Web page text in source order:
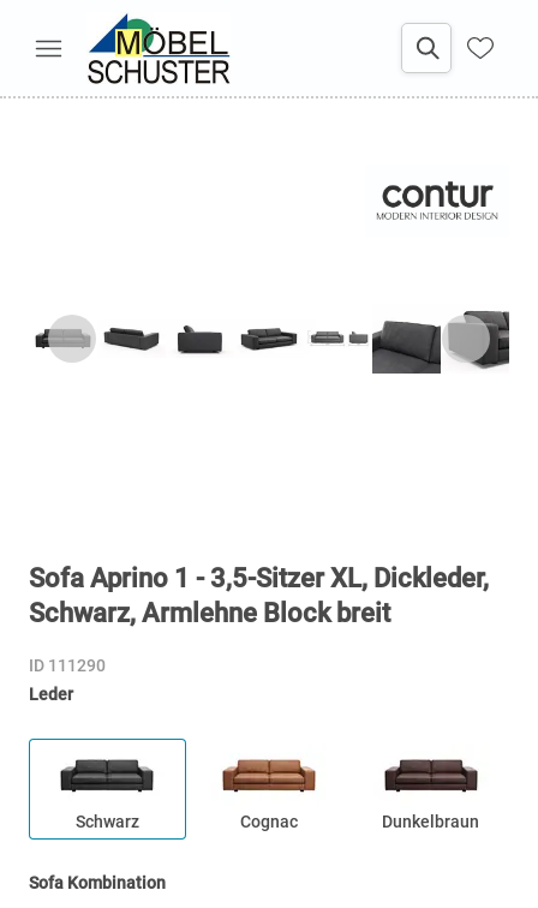
Sofa Aprino 1 - 3,5-Sitzer XL, Dickleder,
Schwarz, Armlehne Block breit
ID 111290
Leder
Schwarz Cognac Dunkelbraun
Sofa Kombination